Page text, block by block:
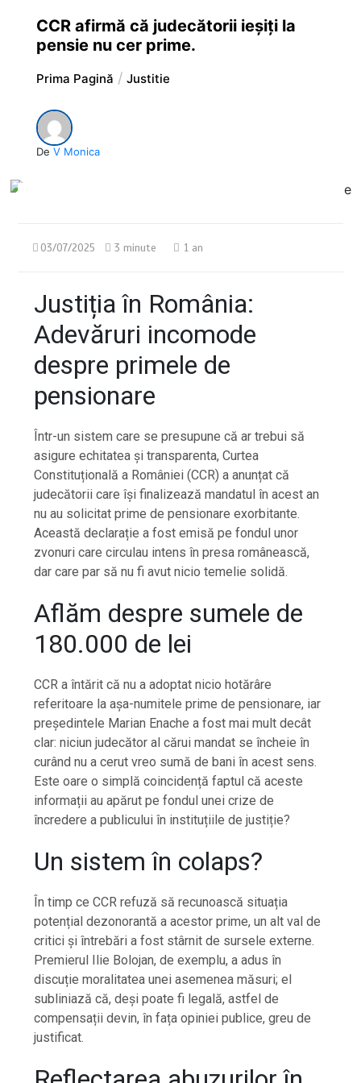
CCR afirmă că judecătorii ieșiți la
pensie nu cer prime.
Prima Pagină Justitie
De V Monica
03/07/2025 3 minute 1 an
Justiția în România:
Adevăruri incomode
despre primele de
pensionare
Într-un sistem care se presupune că ar trebui să
asigure echitatea și transparenta, Curtea
Constituțională a României (CCR) a anunțat că
judecătorii care își finalizează mandatul în acest an
nu au solicitat prime de pensionare exorbitante.
Această declarație a fost emisă pe fondul unor
zvonuri care circulau intens în presa românească,
dar care par să nu fi avut nicio temelie solidă.
Aflăm despre sumele de
180.000 de lei
CCR a întărit că nu a adoptat nicio hotărâre
referitoare la așa-numitele prime de pensionare, iar
președintele Marian Enache a fost mai mult decât
clar: niciun judecător al cărui mandat se încheie în
curând nu a cerut vreo sumă de bani în acest sens.
Este oare o simplă coincidență faptul că aceste
informații au apărut pe fondul unei crize de
încredere a publicului în instituțiile de justiție?
Un sistem în colaps?
În timp ce CCR refuză să recunoască situația
potențial dezonorantă a acestor prime, un alt val de
critici și întrebări a fost stârnit de sursele externe.
Premierul Ilie Bolojan, de exemplu, a adus în
discuție moralitatea unei asemenea măsuri; el
subliniază că, deși poate fi legală, astfel de
compensații devin, în fața opiniei publice, greu de
justificat.